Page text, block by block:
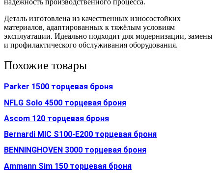
Деталь изготовлена из качественных износостойких
материалов, адаптированных к тяжёлым условиям
эксплуатации. Идеально подходит для модернизации, замены
и профилактического обслуживания оборудования.
Похожие товары
Parker 1500 торцевая броня
NFLG Solo 4500 торцевая броня
Ascom 120 торцевая броня
Bernardi MIC S100-E200 торцевая броня
BENNINGHOVEN 3000 торцевая броня
Ammann Sim 150 торцевая броня